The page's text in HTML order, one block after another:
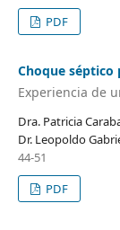
PDF
Choque séptico
Experiencia de
Dra. Patricia
Dr. Leopoldo
44-51
PDF